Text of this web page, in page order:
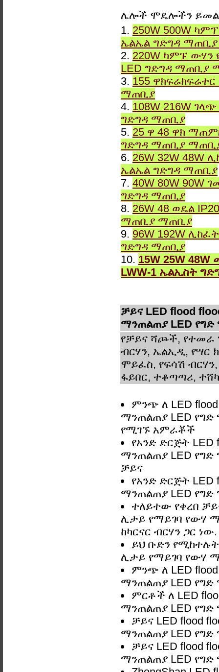
ሌሎች ሞዴሎችን
1. 250W 500W
ኤልኤል ግድግዳ
2. 220W ካምፑ ውሃን
LED ግድግዳ ማጠቢያ
3. 155 ዋክፍሬክፍሬተር
ማጠቢያ
4. 108W 216W
ግድግዳ ማጠቢያ
5. 25 ዋ 48 ዋክ
ግድግዳ ማጠቢያ
6. 26W 32W 48W
ኤልኤል ግድግዳ ማጠቢያ
7. 40W 80W 90W
ግድግዳ ማጠቢያ
8. 26W 48 ወዴል
ማጠቢያ ማጠቢያ
9. 96W 192W
ግድግዳ ማጠቢያ
10. 15W 25W
LWW-1 ኤልኢስት
ቻይና LED flood
ማንጠልጠያ LED
የቻይና ሻጮች, የተመራ
ብርሃን, ኤልኢዲ, የሣር
ሞይፈስ, የፍሳሽ
ፋይበር, ተቆጣጣሪ,
ምንጭ ለ LED
ማንጠልጠያ LED
የሚገኙ አምራቾች
የአንድ ድርጅት LED
ማንጠልጠያ LED የግድ
ቻይና
የአንድ ድርጅት LED
ማንጠልጠያ LED የግድ
ተለይተው የቀረበ ቻይና
ሊታይ የማይገባ የውሃ
ከካርናር ብርሃን ጋር ነው.
ይህ ቡድን የሚከተሉትን
ሊታይ የማይገባ የውሃ
ምንጭ ለ LED
ማንጠልጠያ LED የግድ
ምርቶች ለ LED
ማንጠልጠያ LED የግድ
ቻይና LED flood
ማንጠልጠያ LED
ቻይና LED flood
ማንጠልጠያ LED